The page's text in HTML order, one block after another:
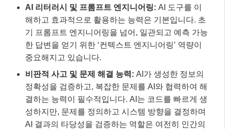
몫입니다.
창의성 및 혁신:AI는 데이터 기반의 패턴을 학습하
지만, 완전히 새로운 아이디어를 생성하고 예술적 영
감을 불어넣는 창의성은 여전히 인간 고유의 영역입
니다.
공감 및 협업 능력:AI는 인간의 감정을 이해하거나
공감하는 데 한계가 있습니다. 사람들과 소통하고 협
력하며 팀워크를 발휘하는 능력은 AI 시대에도 변함
없이 중요합니다.